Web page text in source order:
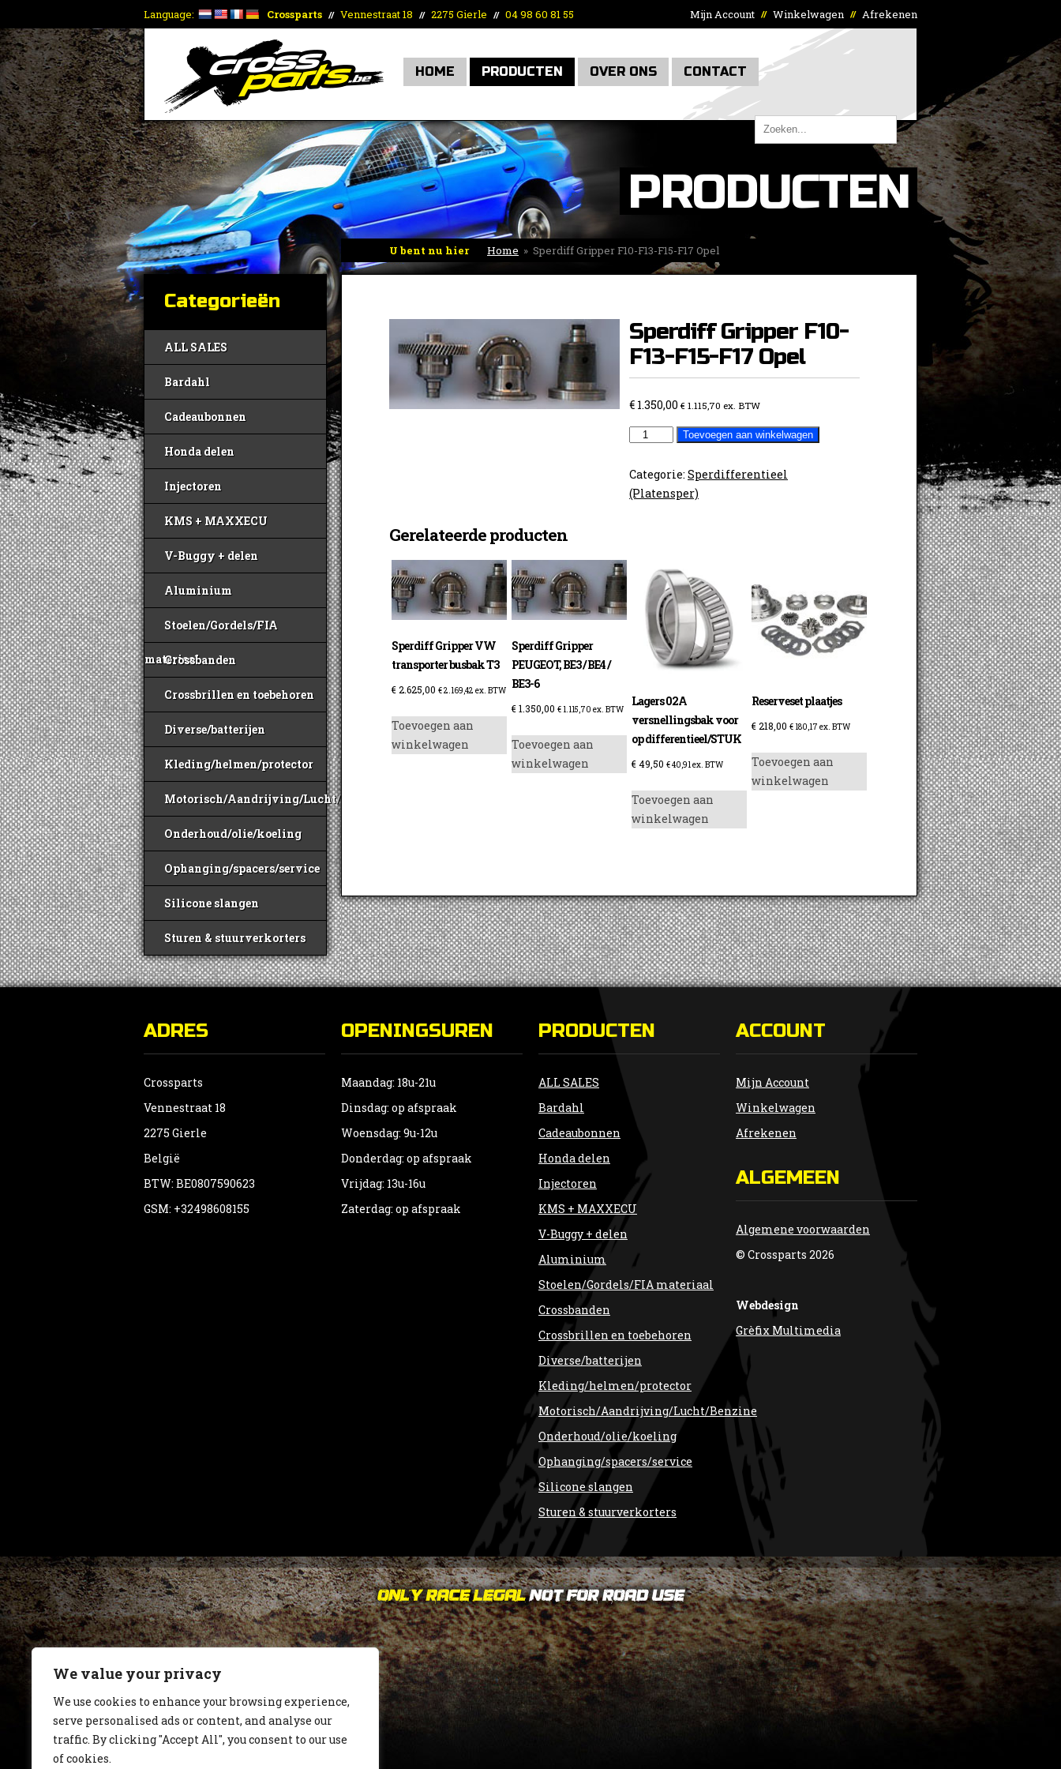
We value your privacy
We use cookies to enhance your browsing experience,
serve personalised ads or content, and analyse our
traffic. By clicking "Accept All", you consent to our use
of cookies.
Language: Crossparts // Vennestraat 18 // 2275 Gierle // 04 98 60 81 55 Mijn Account // Winkelwagen // Afrekenen
HOME PRODUCTEN OVER ONS CONTACT
PRODUCTEN
U bent nu hier Home » Sperdiff Gripper F10-F13-F15-F17 Opel
Categorieën
ALL SALES
Bardahl
Cadeaubonnen
Honda delen
Injectoren
KMS + MAXXECU
V-Buggy + delen
Aluminium
Stoelen/Gordels/FIA
materiaal
Crossbanden
Crossbrillen en toebehoren
Diverse/batterijen
Kleding/helmen/protector
Motorisch/Aandrijving/Lucht/Benzine
Onderhoud/olie/koeling
Ophanging/spacers/service
Silicone slangen
Sturen & stuurverkorters
Sperdiff Gripper F10-
F13-F15-F17 Opel
€1.350,00 € 1.115,70 ex. BTW
Sperdiff
F10-
F13-
aantal
Toevoegen aan winkelwagen
Categorie: Sperdifferentieel
(Platensper)
Gerelateerde producten
Sperdiff Gripper VW
transporter busbak T3
€2.625,00 €2.169,42 ex. BTW
Toevoegen aan
winkelwagen
Sperdiff Gripper
PEUGEOT, BE3 / BE4 /
BE3-6
€1.350,00 € 1.115,70 ex. BTW
Toevoegen aan
winkelwagen
Lagers 02A
versnellingsbak voor
op differentieel/STUK
€49,50 €40,91ex. BTW
Toevoegen aan
winkelwagen
Reserveset plaatjes
€218,00 €180,17 ex. BTW
Toevoegen aan
winkelwagen
ADRES
Crossparts
Vennestraat 18
2275 Gierle
België
BTW: BE0807590623
GSM: +32498608155
OPENINGSUREN
Maandag: 18u-21u
Dinsdag: op afspraak
Woensdag: 9u-12u
Donderdag: op afspraak
Vrijdag: 13u-16u
Zaterdag: op afspraak
PRODUCTEN
ALL SALES
Bardahl
Cadeaubonnen
Honda delen
Injectoren
KMS + MAXXECU
V-Buggy + delen
Aluminium
Stoelen/Gordels/FIA materiaal
Crossbanden
Crossbrillen en toebehoren
Diverse/batterijen
Kleding/helmen/protector
Motorisch/Aandrijving/Lucht/Benzine
Onderhoud/olie/koeling
Ophanging/spacers/service
Silicone slangen
Sturen & stuurverkorters
ACCOUNT
Mijn Account
Winkelwagen
Afrekenen
ALGEMEEN
Algemene voorwaarden
© Crossparts 2026
Webdesign
Grèfix Multimedia